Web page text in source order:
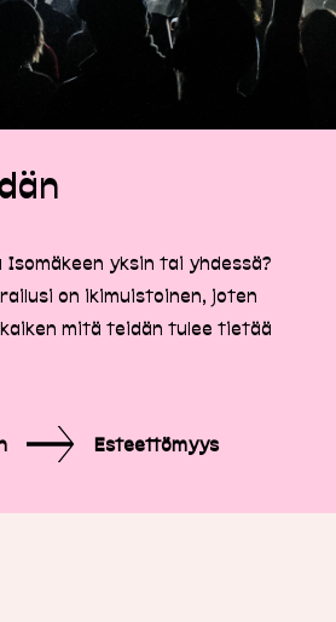
Isomäkeen yksin tai yhdessä?
on ikimuistoinen, joten
mitä teidän tulee tietää
Esteettömyys